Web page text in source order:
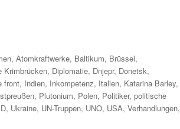
,Atomkraftwerke, Baltikum, Brüssel,
Krimbrücken, Diplomatie, Dnjepr, Donetsk,
front, Indien, Inkompetenz, Italien, Katarina Barley,
, Plutonium, Polen, Politiker,politische
, Ukraine, UN-Truppen, UNO, USA,Verhandlungen,